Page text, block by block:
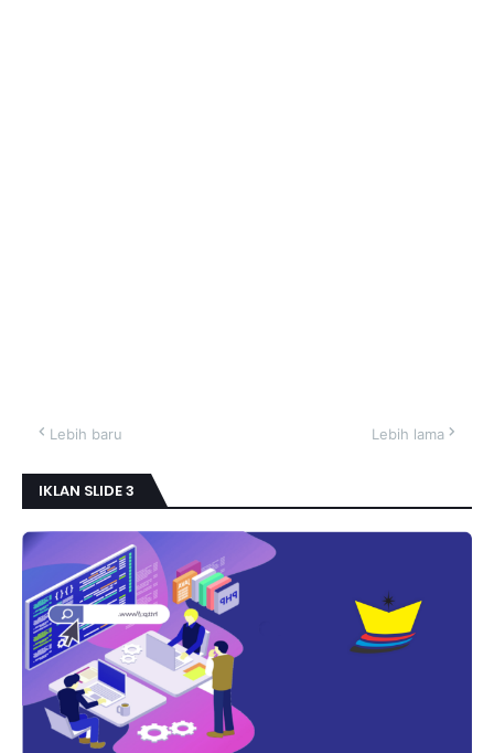
Lebih baru Lebih lama
IKLAN SLIDE 3